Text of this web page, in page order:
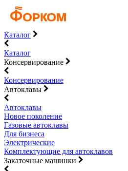
Каталог
Каталог
Консервирование
Консервирование
Автоклавы
Автоклавы
Новое поколение
Газовые автоклавы
Для бизнеса
Электрические
Комплектующие для автоклавов
Закаточные машинки